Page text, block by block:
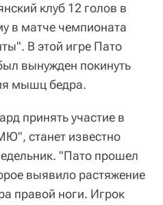
клуб 12 голов в
в матче чемпионата
В этой игре Пато
вынужден покинуть
мышц бедра.
принять участие в
станет известно
"Пато прошел
выявило растяжение
правой ноги. Игрок